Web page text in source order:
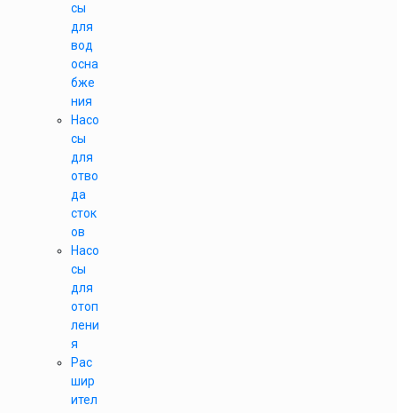
сы
для
вод
осна
бже
ния
Насо
сы
для
отво
да
сток
ов
Насо
сы
для
отоп
лени
я
Рас
шир
ител